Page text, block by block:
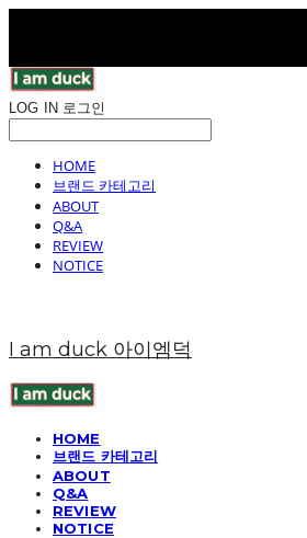
LOG IN 로그인
HOME
브랜드 카테고리
ABOUT
Q&A
REVIEW
NOTICE
I am duck 아이엠덕
HOME
브랜드 카테고리
ABOUT
Q&A
REVIEW
NOTICE